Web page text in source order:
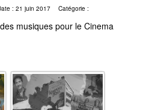
: 21 juin 2017 Catégorie :
musiques pour le Cinema